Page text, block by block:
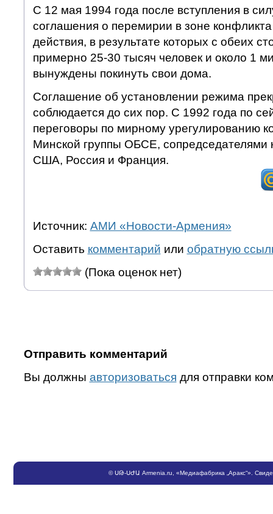
С 12 мая 1994 года после вступления в
соглашения о перемирии в зоне
действия, в результате которых с обеих
примерно 25-30 тысяч человек и около 1
вынуждены покинуть свои дома.
Соглашение об установлении режима
соблюдается до сих пор. С 1992 года по
переговоры по мирному урегулированию
Минской группы ОБСЕ, сопредседателями
США, Россия и Франция.
Источник: АМИ «Новости-Армения»
Оставить комментарий или обратную
(Пока оценок нет)
Отправить комментарий
Вы должны авторизоваться для отправки
©ՍԹ-ՍԺԱ Armenia.ru , «Медиафабрика „Аракс“».